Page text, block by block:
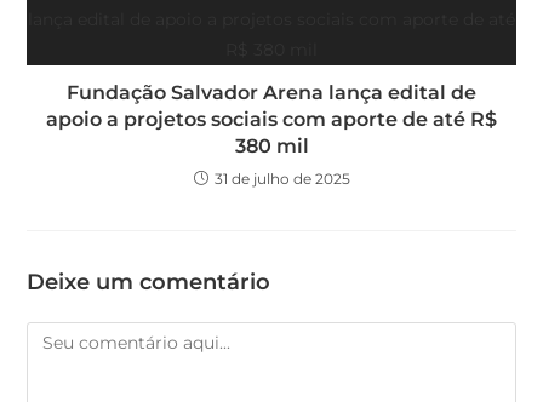
Fundação Salvador Arena lança edital de
apoio a projetos sociais com aporte de até R$
380 mil
31 de julho de 2025
Deixe um comentário